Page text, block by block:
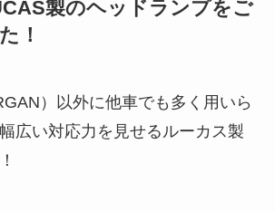
製のヘッドランプをご
！
）以外に他車でも多く用いら
広い対応力を見せるルーカス製